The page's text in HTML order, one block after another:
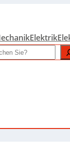
Elektrik